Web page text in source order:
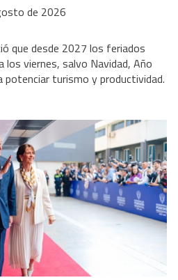
de 2026
que desde 2027 los feriados
los viernes, salvo Navidad, Año
potenciar turismo y productividad.